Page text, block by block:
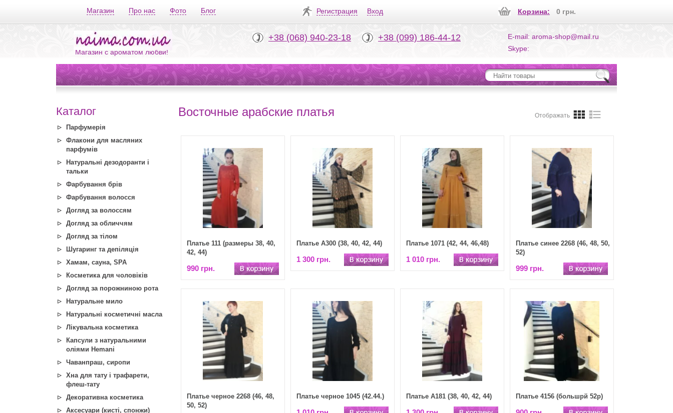
Магазин Про нас Фото Блог Регистрация Вход Корзина: 0 грн.
Магазин с ароматом любви!
+38 (068) 940-23-18 +38 (099) 186-44-12
E-mail: aroma-shop@mail.ru
Skype:
Каталог
Парфумерія
Флакони для масляних
парфумів
Натуральні дезодоранти і
тальки
Фарбування брів
Фарбування волосся
Догляд за волоссям
Догляд за обличчям
Догляд за тілом
Шугаринг та депіляція
Хамам, сауна, SPA
Косметика для чоловіків
Догляд за порожниною рота
Натуральне мило
Натуральні косметичні масла
Лікувальна косметика
Капсули з натуральними
оліями Hemani
Чаванпраш, сиропи
Хна для тату і трафарети,
флеш-тату
Декоративна косметика
Аксесуари (кисті, спонжи)
Восточные арабские платья Отображать
Платье 111 (размеры 38, 40,
42, 44)
990 грн.
Платье А300 (38, 40, 42, 44)
1 300 грн.
Платье 1071 (42, 44, 46,48)
1 010 грн.
Платье синее 2268 (46, 48, 50,
52)
999 грн.
Платье черное 2268 (46, 48,
50, 52)
Платье черное 1045 (42.44.) Платье А181 (38, 40, 42, 44) Платье 4156 (большрй 52р)